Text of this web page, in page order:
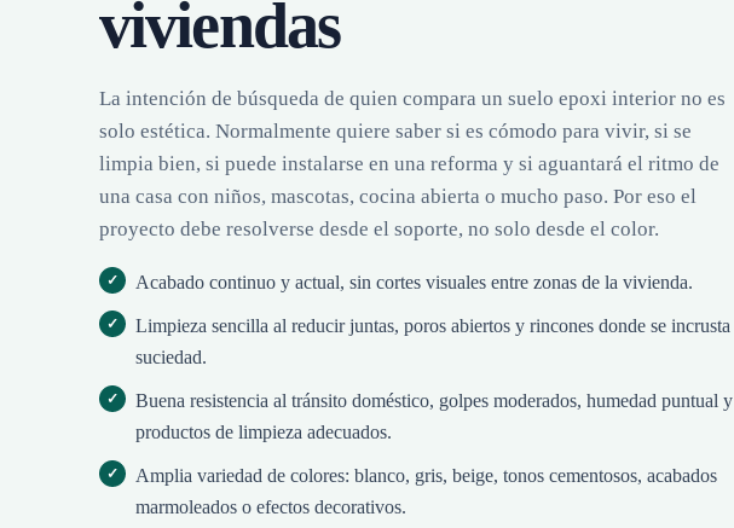
viviendas
La intención de búsqueda de quien compara un suelo epoxi interior no es
solo estética. Normalmente quiere saber si es cómodo para vivir, si se
limpia bien, si puede instalarse en una reforma y si aguantará el ritmo de
una casa con niños, mascotas, cocina abierta o mucho paso. Por eso el
proyecto debe resolverse desde el soporte, no solo desde el color.
Acabado continuo y actual, sin cortes visuales entre zonas de la vivienda.
Limpieza sencilla al reducir juntas, poros abiertos y rincones donde se incrusta
suciedad.
Buena resistencia al tránsito doméstico, golpes moderados, humedad puntual y
productos de limpieza adecuados.
Amplia variedad de colores: blanco, gris, beige, tonos cementosos, acabados
marmoleados o efectos decorativos.